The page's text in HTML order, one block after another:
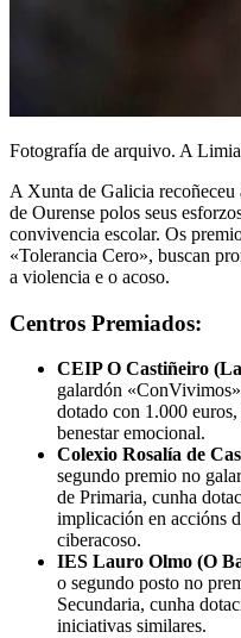
Fotografía de arquivo. A
A Xunta de Galicia recoñeceu
de Ourense polos seus
convivencia escolar. Os
«Tolerancia Cero», buscan
a violencia e o acoso.
Centros Premiados:
CEIP O Castiñeiro
galardón
dotado con 1.000
benestar emocional.
Colexio Rosalía de
segundo premio no
de Primaria, cunha
implicación en accións
ciberacoso.
IES Lauro Olmo (O
o segundo posto no
Secundaria, cunha
iniciativas similares.